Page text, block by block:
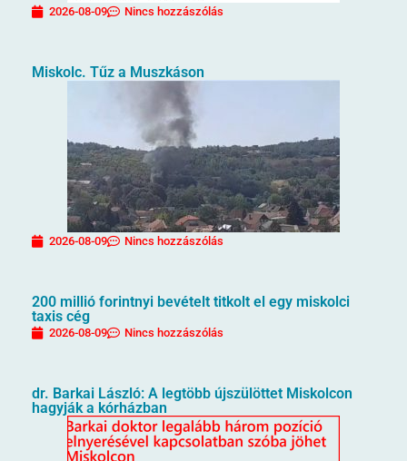
2026-08-09 Nincs hozzászólás
Miskolc. Tűz a Muszkáson
2026-08-09 Nincs hozzászólás
200 millió forintnyi bevételt titkolt el egy miskolci
taxis cég
2026-08-09 Nincs hozzászólás
dr. Barkai László: A legtöbb újszülöttet Miskolcon
hagyják a kórházban